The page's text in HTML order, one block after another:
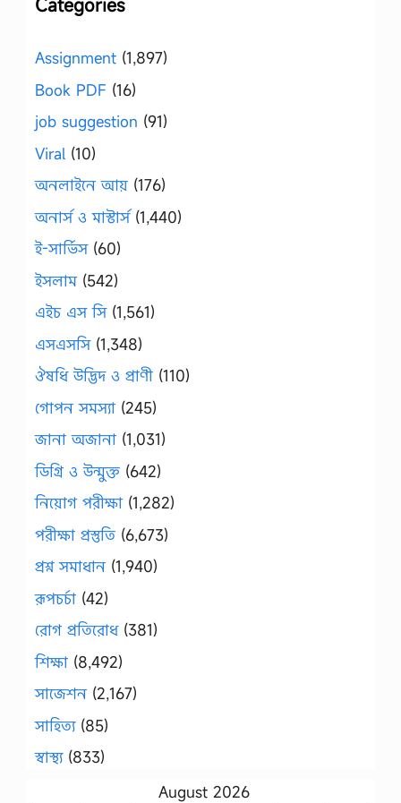
Categories
Assignment (1,897)
Book PDF (16)
job suggestion (91)
Viral (10)
অনলাইনে আয় (176)
অনার্স ও মাস্টার্স(1,440)
ই-সার্ভিস(60)
ইসলাম(542)
এইচ এস সি(1,561)
এসএসসি(1,348)
ঔষধি উদ্ভিদ ও প্রাণী (110)
গোপন সমস্যা (245)
জানা অজানা (1,031)
ডিগ্রি ও উন্মুক্ত (642)
নিয়োগ পরীক্ষা (1,282)
পরীক্ষা প্রস্তুতি (6,673)
প্রশ্ন সমাধান (1,940)
রূপচর্চা (42)
রোগ প্রতিরোধ(381)
শিক্ষা (8,492)
সাজেশন (2,167)
সাহিত্য(85)
স্বাস্থ্য(833)
August 2026